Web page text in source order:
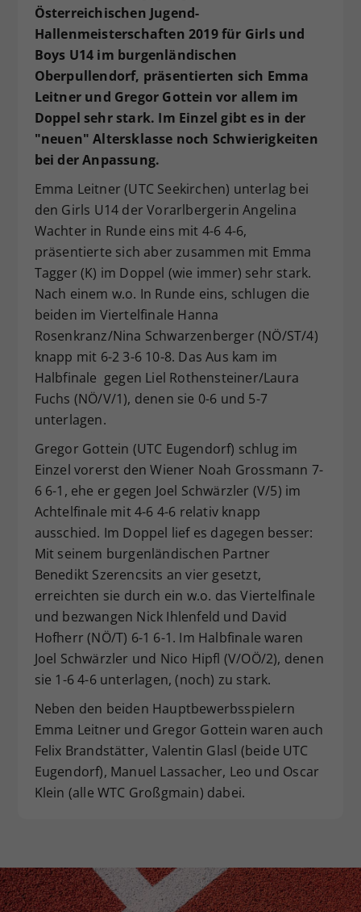
Österreichischen Jugend-
Hallenmeisterschaften 2019 für Girls und
Boys U14 im burgenländischen
Oberpullendorf, präsentierten sich Emma
Leitner und Gregor Gottein vor allem im
Doppel sehr stark. Im Einzel gibt es in der
"neuen" Altersklasse noch Schwierigkeiten
bei der Anpassung.
Emma Leitner (UTC Seekirchen) unterlag bei
den Girls U14 der Vorarlbergerin Angelina
Wachter in Runde eins mit 4-6 4-6,
präsentierte sich aber zusammen mit Emma
Tagger (K) im Doppel (wie immer) sehr stark.
Nach einem w.o. In Runde eins, schlugen die
beiden im Viertelfinale Hanna
Rosenkranz/Nina Schwarzenberger (NÖ/ST/4)
knapp mit 6-2 3-6 10-8. Das Aus kam im
Halbfinale gegen Liel Rothensteiner/Laura
Fuchs (NÖ/V/1), denen sie 0-6 und 5-7
unterlagen.
Gregor Gottein (UTC Eugendorf) schlug im
Einzel vorerst den Wiener Noah Grossmann 7-
6 6-1, ehe er gegen Joel Schwärzler (V/5) im
Achtelfinale mit 4-6 4-6 relativ knapp
ausschied. Im Doppel lief es dagegen besser:
Mit seinem burgenländischen Partner
Benedikt Szerencsits an vier gesetzt,
erreichten sie durch ein w.o. das Viertelfinale
und bezwangen Nick Ihlenfeld und David
Hofherr (NÖ/T) 6-1 6-1. Im Halbfinale waren
Joel Schwärzler und Nico Hipfl (V/OÖ/2), denen
sie 1-6 4-6 unterlagen, (noch) zu stark.
Neben den beiden Hauptbewerbsspielern
Emma Leitner und Gregor Gottein waren auch
Felix Brandstätter, Valentin Glasl (beide UTC
Eugendorf), Manuel Lassacher, Leo und Oscar
Klein (alle WTC Großgmain) dabei.
Zweck
Dieser Wert speichert Ihre Consent-
Einstellungen. Unter anderem eine
zufällig generierte ID, für die
historische Speicherung Ihrer
vorgenommen Einstellungen, falls der
Webseiten-Betreiber dies eingestellt
hat.